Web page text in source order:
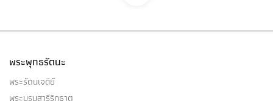
กรานกฐิน
เราอนุญาตภิกษุทั้งหลายผู้จำพรรษาแล้วได้กรานกฐิน
พระพุทธรัตนะ
พระรัตนเจดีย์
พระบรมสารีริกธาตุ